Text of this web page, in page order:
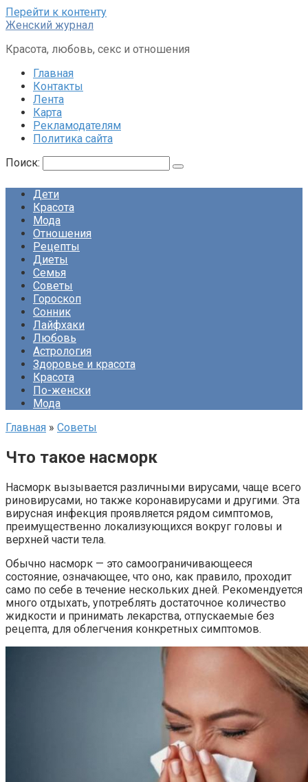
Перейти к контенту
Женский журнал
Красота, любовь, секс и отношения
Главная
Контакты
Лента
Карта
Рекламодателям
Политика сайта
Поиск:
Дети
Красота
Мода
Отношения
Рецепты
Диеты
Семья
Советы
Гороскоп
Сонник
Лайфхаки
Любовь
Астрология
Здоровье и красота
Красота
По-женски
Мода
Главная » Советы
Что такое насморк
Насморк вызывается различными вирусами, чаще всего
риновирусами, но также коронавирусами и другими. Эта
вирусная инфекция проявляется рядом симптомов,
преимущественно локализующихся вокруг головы и
верхней части тела.
Обычно насморк — это самоограничивающееся
состояние, означающее, что оно, как правило, проходит
само по себе в течение нескольких дней. Рекомендуется
много отдыхать, употреблять достаточное количество
жидкости и принимать лекарства, отпускаемые без
рецепта, для облегчения конкретных симптомов.